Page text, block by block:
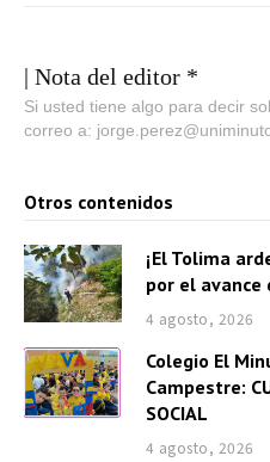
| Nota del editor *
Si usted tiene algo para decir
correo a:
Otros contenidos
¡El Tolima
por el avance
4 agosto, 2026
Colegio El
Campestre:
SOCIAL
4 agosto, 2026